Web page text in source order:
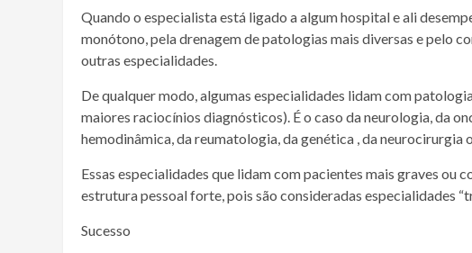
Quando o especialista está ligado a algum hospital e ali
monótono, pela drenagem de patologias mais diversas e pelo
outras especialidades.
De qualquer modo, algumas especialidades lidam com
maiores raciocínios diagnósticos). É o caso da neurologia, da
hemodinâmica, da reumatologia, da genética , da neurocirurgia
Essas especialidades que lidam com pacientes mais graves ou
estrutura pessoal forte, pois são consideradas especialidades
Sucesso